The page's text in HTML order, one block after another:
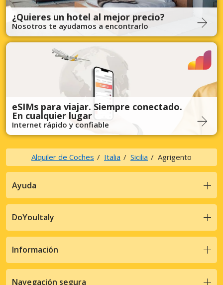
¿Quieres un hotel al mejor precio?
Nosotros te ayudamos a encontrarlo
eSIMs para viajar. Siempre conectado.
En cualquier lugar
Internet rápido y confiable
Alquiler de Coches Italia Sicilia Agrigento
Ayuda
DoYouItaly
Información
Navegación segura